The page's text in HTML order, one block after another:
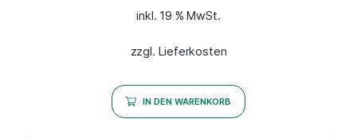
inkl. 19 % MwSt.
zzgl. Lieferkosten
IN DEN WARENKORB